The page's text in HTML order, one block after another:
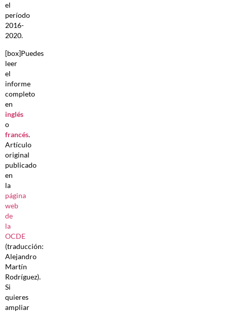
el
período
2016-
2020.
[box]Puedes
leer
el
informe
completo
en
inglés
o
francés.
Artículo
original
publicado
en
la
página
web
de
la
OCDE
(traducción:
Alejandro
Martín
Rodríguez).
Si
quieres
ampliar